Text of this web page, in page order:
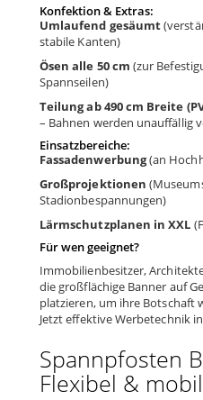
Konfektion & Extras:
Umlaufend gesäumt
stabile Kanten)
Ösen alle 50 cm (zur
Spannseilen)
Teilung ab 490 cm Breite
– Bahnen werden unauffällig
Einsatzbereiche:
Fassadenwerbung(an
Großprojektionen
Stadionbespannungen)
Lärmschutzplanen in XXL
Für wen geeignet?
Immobilienbesitzer,
die großflächige Banner auf
platzieren, um ihre Botschaft
Jetzt effektive Werbetechnik
Spannpfosten
Flexibel & mobil